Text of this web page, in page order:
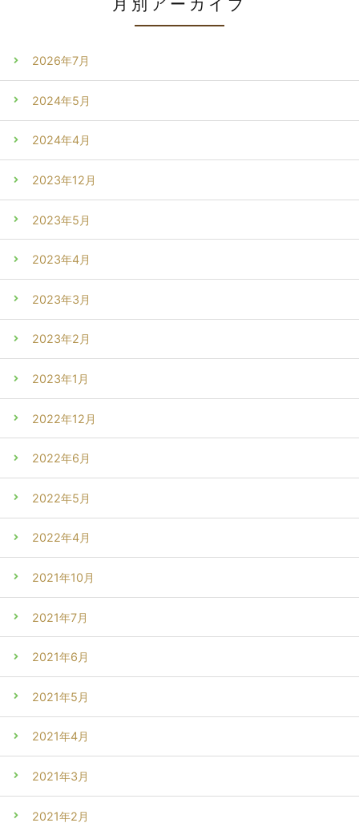
月別アーカイブ
2026年7月
2024年5月
2024年4月
2023年12月
2023年5月
2023年4月
2023年3月
2023年2月
2023年1月
2022年12月
2022年6月
2022年5月
2022年4月
2021年10月
2021年7月
2021年6月
2021年5月
2021年4月
2021年3月
2021年2月